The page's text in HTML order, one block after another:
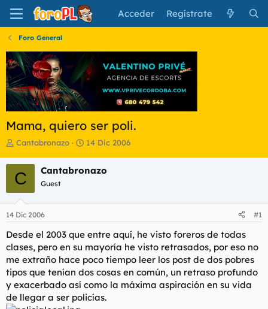
Acceder Regístrate
Foro General
Mama, quiero ser poli.
I
i
c
i
a
d
o
d
e
l
t
e
m
a
Cantabronazo
F
h
e
i
c
i
o
14 Dic 2006
C Cantabronazo
Guest
14 Dic 2006 #1
Desde el 2003 que entre aquí, he visto foreros de todas
clases, pero en su mayoría he visto retrasados, por eso no
me extraño hace poco tiempo leer los post de dos pobres
tipos que tenían dos cosas en común, un retraso profundo
y exacerbado así como la máxima aspiración en su vida
de llegar a ser policías.